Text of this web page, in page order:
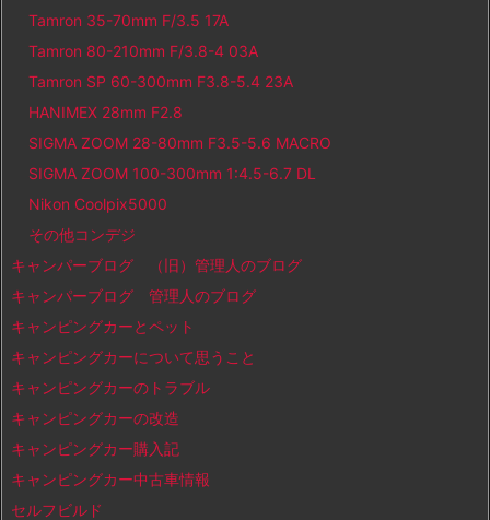
Tamron 35-70mm F/3.5 17A
Tamron 80-210mm F/3.8-4 03A
Tamron SP 60-300mm F3.8-5.4 23A
HANIMEX 28mm F2.8
SIGMA ZOOM 28-80mm F3.5-5.6 MACRO
SIGMA ZOOM 100-300mm 1:4.5-6.7 DL
Nikon Coolpix5000
その他コンデジ
キャンパーブログ （旧）管理人のブログ
キャンパーブログ 管理人のブログ
キャンピングカーとペット
キャンピングカーについて思うこと
キャンピングカーのトラブル
キャンピングカーの改造
キャンピングカー購入記
キャンピングカー中古車情報
セルフビルド